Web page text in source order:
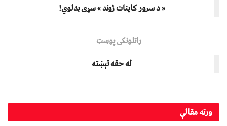
« د سرور کاينات ژوند » سړی بدلوي!
راتلونکی پوسټ
له حقه تېښته
ورتهمقالې